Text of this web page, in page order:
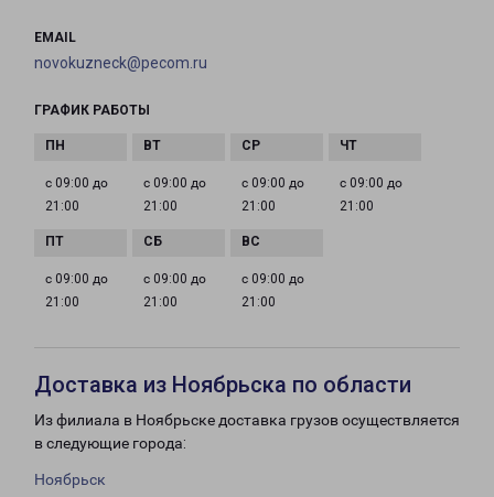
EMAIL
novokuzneck@pecom.ru
ГРАФИК РАБОТЫ
с 09:00 до
21:00
с 09:00 до
21:00
с 09:00 до
21:00
с 09:00 до
21:00
с 09:00 до
21:00
с 09:00 до
21:00
с 09:00 до
21:00
Доставка из Ноябрьска по области
Из филиала в Ноябрьске доставка грузов осуществляется
в следующие города:
Ноябрьск